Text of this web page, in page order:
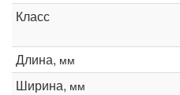
Класс
Длина, мм
Ширина, мм